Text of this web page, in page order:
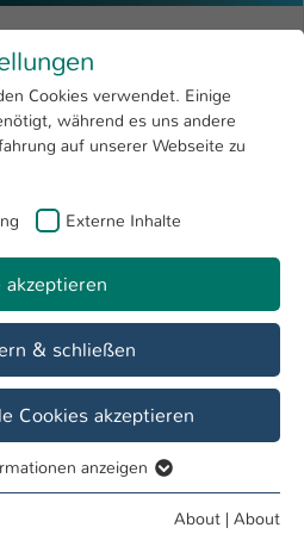
4
Open submenu
Sciences
Cookies verwendet. Einige
während es uns andere
auf unserer Webseite zu
Externe Inhalte
akzeptieren
& schließen
Cookies akzeptieren
für grundlegende Funktionen
anzeigen
About | About